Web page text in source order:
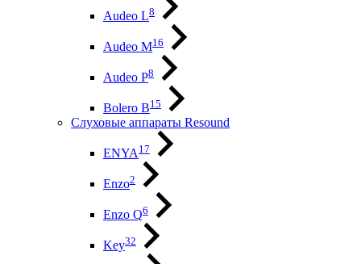
Audeo L8
Audeo М16
Audeo P8
Bolero B15
Слуховые аппараты Resound
ENYA 17
Enzo2
Enzo Q6
Key32